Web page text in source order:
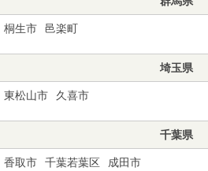
桐生市 邑楽町
埼玉県
東松山市 久喜市
千葉県
香取市 千葉若葉区 成田市